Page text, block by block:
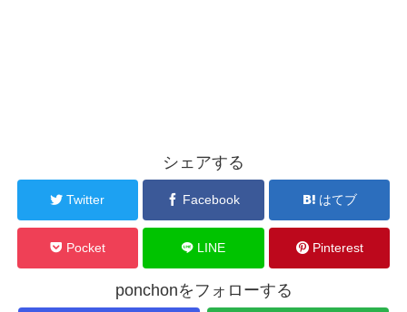
シェアする
Twitter Facebook はてブ
Pocket LINE Pinterest
ponchonをフォローする